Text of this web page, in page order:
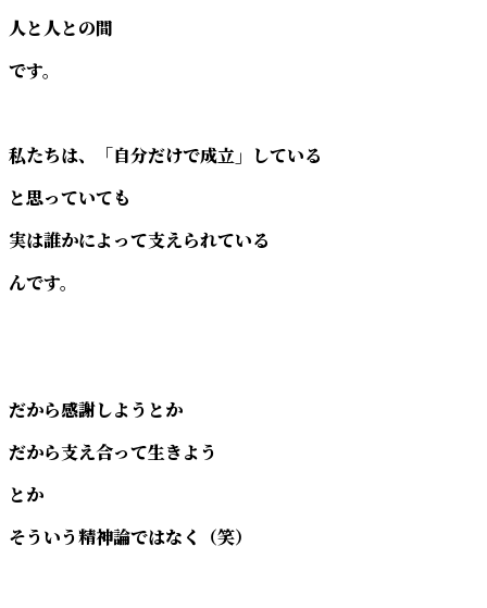
人と人との間
です。
私たちは、「自分だけで成立」している
と思っていても
実は誰かによって支えられている
んです。
だから感謝しようとか
だから支え合って生きよう
とか
そういう精神論ではなく（笑）